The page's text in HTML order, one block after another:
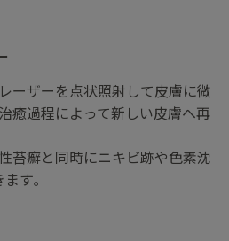
ーザーを点状照射して皮膚に微
癒過程によって新しい皮膚へ再
苔癬と同時にニキビ跡や色素沈
す｡